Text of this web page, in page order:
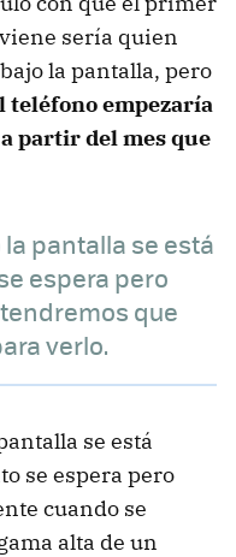
sería quien
la pantalla, pero
teléfono empezaría
partir del mes que
pantalla se está
espera pero
que
verlo.
se está
se espera pero
cuando se
alta de un